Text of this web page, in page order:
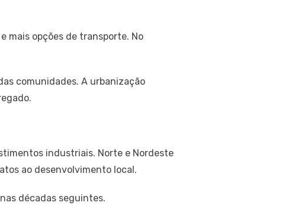
mais opções de transporte. No
comunidades. A urbanização
industriais. Norte e Nordeste
ao desenvolvimento local.
décadas seguintes.